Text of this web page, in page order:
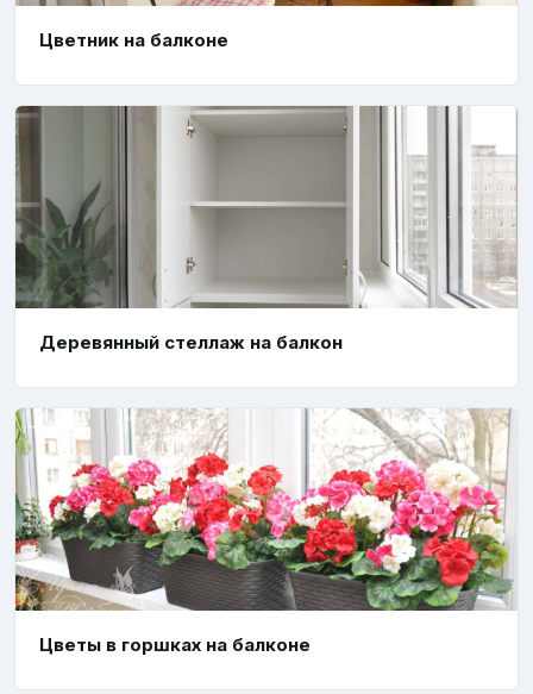
Цветник на балконе
Деревянный стеллаж на балкон
Цветы в горшках на балконе